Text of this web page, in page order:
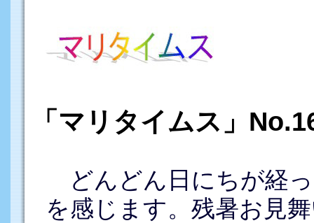
「マリタイムス」
どんどん日にちが経
を感じます。残暑お見